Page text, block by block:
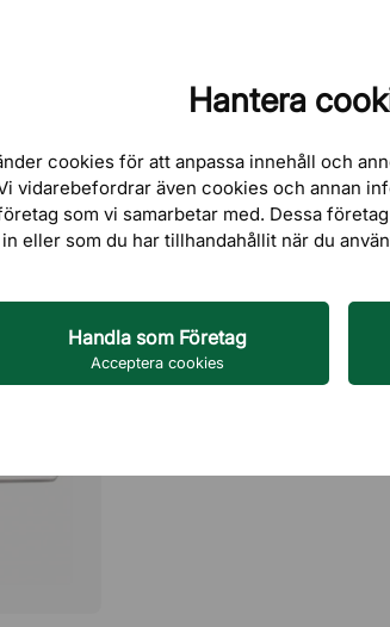
Hantera
cookies för att anpassa innehåll och
vidarebefordrar även cookies och annan
som vi samarbetar med. Dessa
in eller som du har tillhandahållit när du
Handla som Företag
Acceptera cookies